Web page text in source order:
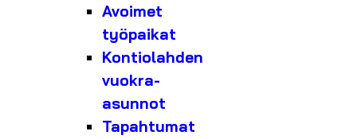
Avoimet
työpaikat
Kontiolahden
vuokra-
asunnot
Tapahtumat